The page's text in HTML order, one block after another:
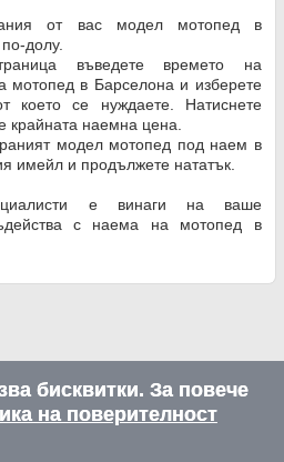
от вас модел мотопед в
долу.
въведете времето на
мотопед в Барселона и изберете
което се нуждаете. Натиснете
крайната наемна цена.
модел мотопед под наем в
имейл и продължете нататък.
е винаги на ваше
с наема на мотопед в
бисквитки. За повече
на поверителност